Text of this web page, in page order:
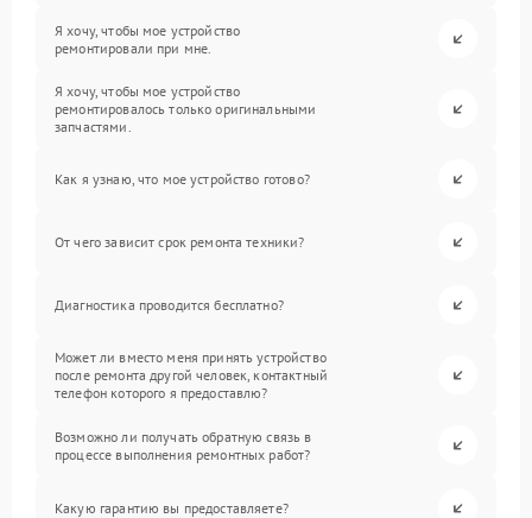
Я хочу, чтобы мое устройство
ремонтировали при мне.
Я хочу, чтобы мое устройство
ремонтировалось только оригинальными
запчастями.
Как я узнаю, что мое устройство готово?
От чего зависит срок ремонта техники?
Диагностика проводится бесплатно?
Может ли вместо меня принять устройство
после ремонта другой человек, контактный
телефон которого я предоставлю?
Возможно ли получать обратную связь в
процессе выполнения ремонтных работ?
Какую гарантию вы предоставляете?